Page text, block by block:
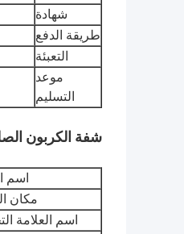
شهادة
طريقة الدفع
التعبئة
موعد
التسليم
شفة الكربون
اسم
مكان
اسم العلامة